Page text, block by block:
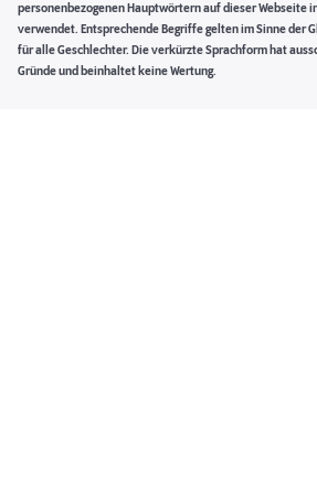
personenbezogenen Hauptwörtern auf dieser Webseite
verwendet. Entsprechende Begriffe gelten im Sinne der
für alle Geschlechter. Die verkürzte Sprachform hat
Gründe und beinhaltet keine Wertung.